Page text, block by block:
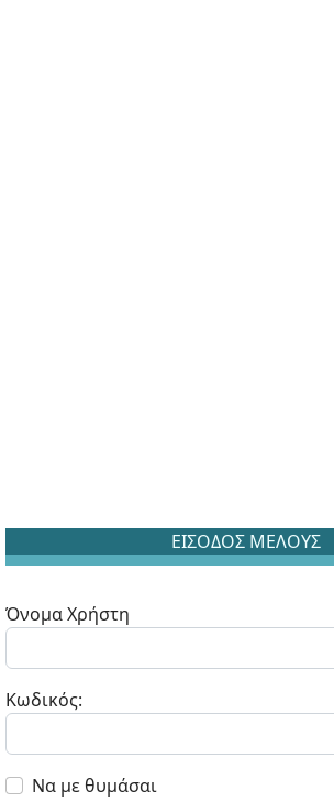
ΕΙΣΟΔΟΣ ΜΕΛΟΥΣ
Όνομα Χρήστη
Κωδικός:
Να με θυμάσαι